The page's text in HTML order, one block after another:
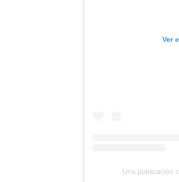
Ver
Una publicación